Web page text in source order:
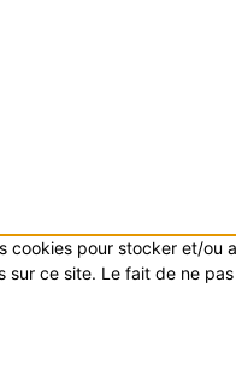
cookies pour stocker et/
ce site. Le fait de ne